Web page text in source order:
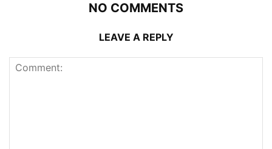
NO COMMENTS
LEAVE A REPLY